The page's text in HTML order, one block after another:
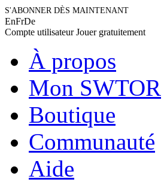
S'ABONNER DÈS MAINTENANT
EnFrDe
Compte utilisateurJouer gratuitement
À propos
Mon SWTOR
Boutique
Communauté
Aide